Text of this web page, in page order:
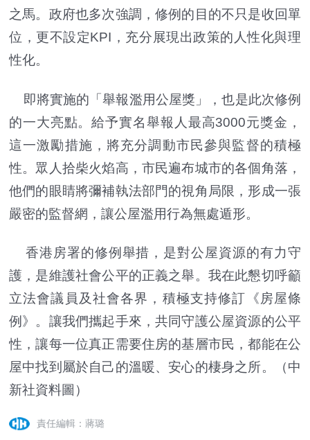
之馬。政府也多次強調，修例的目的不只是收回單
位，更不設定KPI，充分展現出政策的人性化與理
性化。
即將實施的「舉報濫用公屋獎」，也是此次修例
的一大亮點。給予實名舉報人最高3000元獎金，
這一激勵措施，將充分調動市民參與監督的積極
性。眾人拾柴火焰高，市民遍布城市的各個角落，
他們的眼睛將彌補執法部門的視角局限，形成一張
嚴密的監督網，讓公屋濫用行為無處遁形。
香港房署的修例舉措，是對公屋資源的有力守
護，是維護社會公平的正義之舉。我在此懇切呼籲
立法會議員及社會各界，積極支持修訂《房屋條
例》。讓我們攜起手來，共同守護公屋資源的公平
性，讓每一位真正需要住房的基層市民，都能在公
屋中找到屬於自己的溫暖、安心的棲身之所。（中
新社資料圖）
責任編輯：蔣璐